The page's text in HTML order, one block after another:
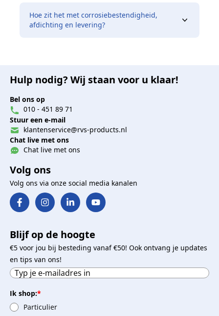
Hoe zit het met corrosiebestendigheid,
afdichting en levering?
Hulp nodig? Wij staan voor u klaar!
Bel ons op
010 - 451 89 71
Stuur een e-mail
klantenservice@rvs-products.nl
Chat live met ons
Chat live met ons
Volg ons
Volg ons via onze social media kanalen
Blijf op de hoogte
€5 voor jou bij besteding vanaf €50! Ook ontvang je updates
en tips van ons!
Ik shop:*
Particulier